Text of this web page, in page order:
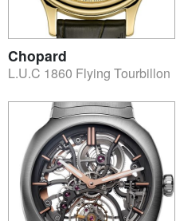
Chopard
L.U.C 1860 Flying Tourbillon